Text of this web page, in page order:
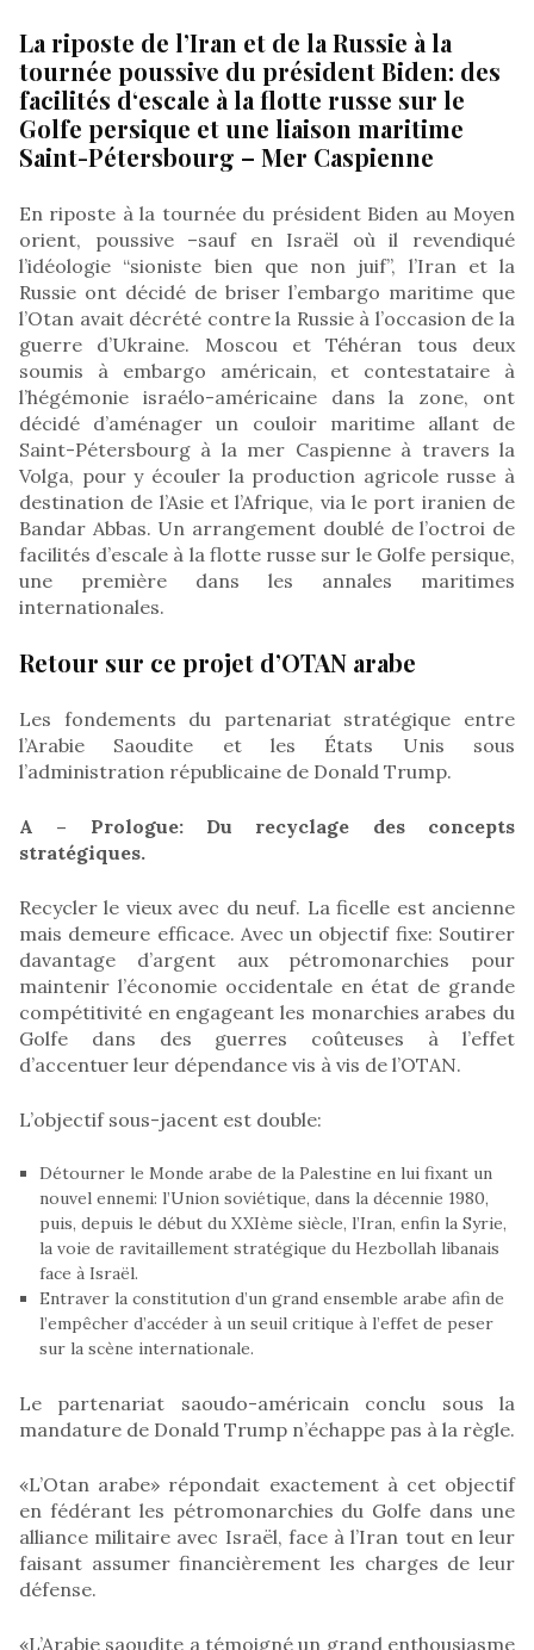
La riposte de l’Iran et de la Russie à la
tournée poussive du président Biden: des
facilités d‘escale à la flotte russe sur le
Golfe persique et une liaison maritime
Saint-Pétersbourg – Mer Caspienne
En riposte à la tournée du président Biden au Moyen
orient, poussive –sauf en Israël où il revendiqué
l’idéologie “sioniste bien que non juif”, l’Iran et la
Russie ont décidé de briser l’embargo maritime que
l’Otan avait décrété contre la Russie à l’occasion de la
guerre d’Ukraine. Moscou et Téhéran tous deux
soumis à embargo américain, et contestataire à
l’hégémonie israélo-américaine dans la zone, ont
décidé d’aménager un couloir maritime allant de
Saint-Pétersbourg à la mer Caspienne à travers la
Volga, pour y écouler la production agricole russe à
destination de l’Asie et l’Afrique, via le port iranien de
Bandar Abbas. Un arrangement doublé de l’octroi de
facilités d’escale à la flotte russe sur le Golfe persique,
une première dans les annales maritimes
internationales.
Retour sur ce projet d’OTAN arabe
Les fondements du partenariat stratégique entre
l’Arabie Saoudite et les États Unis sous
l’administration républicaine de Donald Trump.
A – Prologue: Du recyclage des concepts
stratégiques.
Recycler le vieux avec du neuf. La ficelle est ancienne
mais demeure efficace. Avec un objectif fixe: Soutirer
davantage d’argent aux pétromonarchies pour
maintenir l’économie occidentale en état de grande
compétitivité en engageant les monarchies arabes du
Golfe dans des guerres coûteuses à l’effet
d’accentuer leur dépendance vis à vis de l’OTAN.
L’objectif sous-jacent est double:
Détourner le Monde arabe de la Palestine en lui fixant un
nouvel ennemi: l’Union soviétique, dans la décennie 1980,
puis, depuis le début du XXIème siècle, l’Iran, enfin la Syrie,
la voie de ravitaillement stratégique du Hezbollah libanais
face à Israël.
Entraver la constitution d’un grand ensemble arabe afin de
l’empêcher d’accéder à un seuil critique à l’effet de peser
sur la scène internationale.
Le partenariat saoudo-américain conclu sous la
mandature de Donald Trump n’échappe pas à la règle.
«L’Otan arabe» répondait exactement à cet objectif
en fédérant les pétromonarchies du Golfe dans une
alliance militaire avec Israël, face à l’Iran tout en leur
faisant assumer financièrement les charges de leur
défense.
«L’Arabie saoudite a témoigné un grand enthousiasme